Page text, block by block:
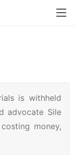
is withheld
advocate Sile
money,